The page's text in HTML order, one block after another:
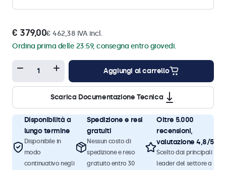
€ 379,00€ 462,38 IVA incl.
Ordina prima delle 23:59, consegna entro giovedi.
Aggiungi al carrello
Scarica Documentazione Tecnica
Disponibilità a
lungo termine
Disponibile in
modo
continuativo negli
Spedizione e resi
gratuiti
Nessun costo di
spedizione e reso
gratuito entro 30
Oltre 5.000
recensioni,
valutazione 4,8/5
Scelto dai principali
leader del settore a